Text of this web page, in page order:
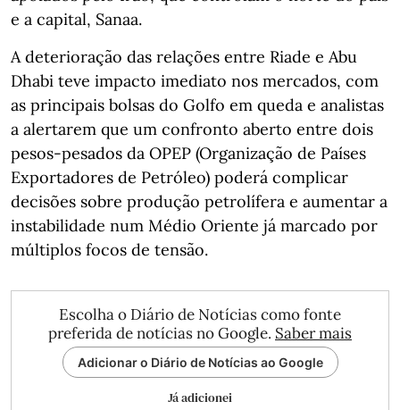
e a capital, Sanaa.
A deterioração das relações entre Riade e Abu
Dhabi teve impacto imediato nos mercados, com
as principais bolsas do Golfo em queda e analistas
a alertarem que um confronto aberto entre dois
pesos-pesados da OPEP (Organização de Países
Exportadores de Petróleo) poderá complicar
decisões sobre produção petrolífera e aumentar a
instabilidade num Médio Oriente já marcado por
múltiplos focos de tensão.
Escolha o Diário de Notícias como fonte
preferida de notícias no Google. Saber mais
Adicionar o Diário de Notícias ao Google
Já adicionei